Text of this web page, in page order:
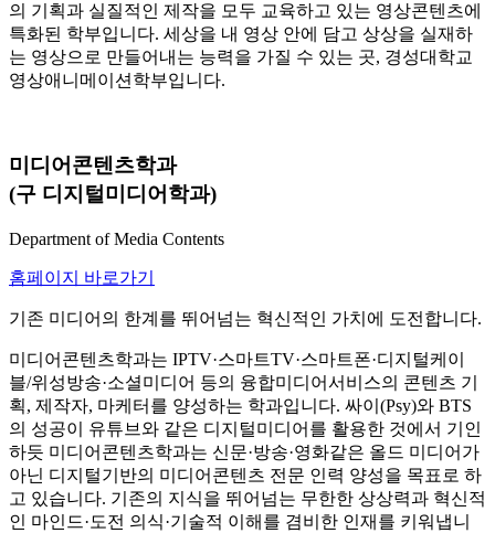
의 기획과 실질적인 제작을 모두 교육하고 있는 영상콘텐츠에
특화된 학부입니다. 세상을 내 영상 안에 담고 상상을 실재하
는 영상으로 만들어내는 능력을 가질 수 있는 곳, 경성대학교
영상애니메이션학부입니다.
미디어콘텐츠학과
(구 디지털미디어학과)
Department of Media Contents
홈페이지 바로가기
기존 미디어의 한계를 뛰어넘는 혁신적인 가치에 도전합니다.
미디어콘텐츠학과는 IPTV·스마트TV·스마트폰·디지털케이
블/위성방송·소셜미디어 등의 융합미디어서비스의 콘텐츠 기
획, 제작자, 마케터를 양성하는 학과입니다. 싸이(Psy)와 BTS
의 성공이 유튜브와 같은 디지털미디어를 활용한 것에서 기인
하듯 미디어콘텐츠학과는 신문·방송·영화같은 올드 미디어가
아닌 디지털기반의 미디어콘텐츠 전문 인력 양성을 목표로 하
고 있습니다. 기존의 지식을 뛰어넘는 무한한 상상력과 혁신적
인 마인드·도전 의식·기술적 이해를 겸비한 인재를 키워냅니